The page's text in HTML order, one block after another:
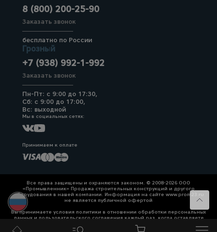
8 (800) 200-25-90
Заказать звонок
бесплатно по России
Грозный
+7 (938) 992-1-992
Заказать звонок
Пн-Пт: с 9:00 до 17:30,
Сб: с 9:00 до 17:00,
Вс: выходной
Мы в социальных сетях:
Принимаем к оплате
Все права защищены и охраняются законом. © 2008-2026 ООО
«Промышленник» Продажа строительных конструкций и другого
оборудования в нашей компании. Информация на сайте www.prom23.ru
не является публичной офертой
Вы принимаете условия политики в отношении обработки персональных
данных и пользовательского соглашения каждый раз, когда оставляете
свои данные в любой форме обратной связи на сайте prom23.ru и его